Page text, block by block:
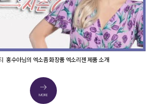
_홍수아님의 엑소좀 화장품 엑소리젠 제품 소개
MORE